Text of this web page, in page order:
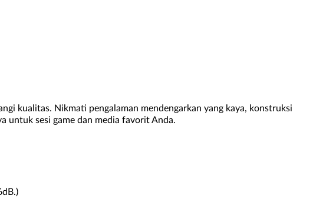
kualitas. Nikmati pengalaman mendengarkan yang kaya, konstruksi
untuk sesi game dan media favorit Anda.